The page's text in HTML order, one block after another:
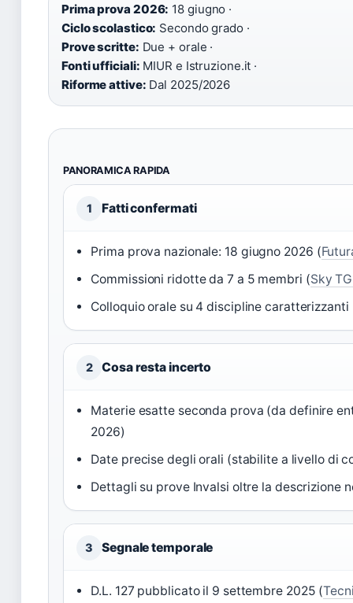
Prima prova 2026: 18 giugno ·
Ciclo scolastico: Secondo grado ·
Prove scritte: Due + orale ·
Fonti ufficiali: MIUR e Istruzione.it ·
Riforme attive: Dal 2025/2026
PANORAMICA RAPIDA
1 Fatti confermati
Prima prova nazionale: 18 giugno 2026 (
Commissioni ridotte da 7 a 5 membri (Sky
Colloquio orale su 4 discipline caratterizzanti
2 Cosa resta incerto
Materie esatte seconda prova (da definire
2026)
Date precise degli orali (stabilite a livello di
Dettagli su prove Invalsi oltre la descrizione
3 Segnale temporale
D.L. 127 pubblicato il 9 settembre 2025 (